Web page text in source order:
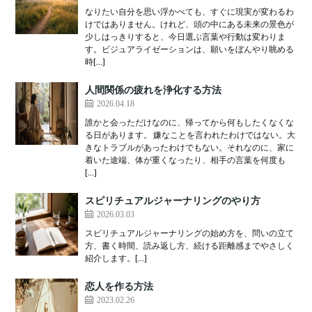
なりたい自分を思い浮かべても、すぐに現実が変わるわ
けではありません。けれど、頭の中にある未来の景色が
少しはっきりすると、今日選ぶ言葉や行動は変わりま
す。ビジュアライゼーションは、願いをぼんやり眺める
時[…]
人間関係の疲れを浄化する方法
2026.04.18
誰かと会っただけなのに、帰ってから何もしたくなくな
る日があります。 嫌なことを言われたわけではない。大
きなトラブルがあったわけでもない。それなのに、家に
着いた途端、体が重くなったり、相手の言葉を何度も
[…]
スピリチュアルジャーナリングのやり方
2026.03.03
スピリチュアルジャーナリングの始め方を、問いの立て
方、書く時間、読み返し方、続ける距離感までやさしく
紹介します。[…]
恋人を作る方法
2023.02.26